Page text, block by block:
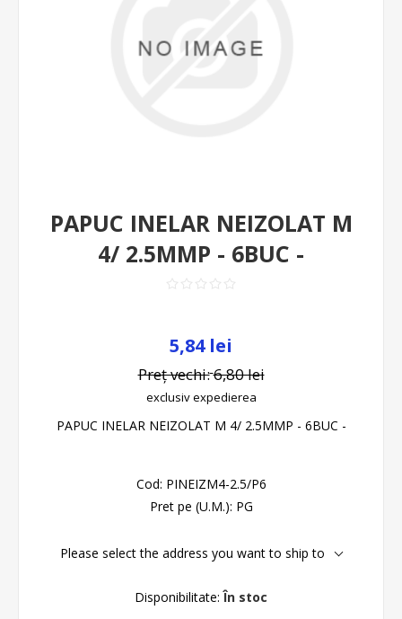
PAPUC INELAR NEIZOLAT M
4/ 2.5MMP - 6BUC -
5,84 lei
Preț vechi:6,80 lei
exclusivexpedierea
PAPUC INELAR NEIZOLAT M 4/ 2.5MMP - 6BUC -
Cod: PINEIZM4-2.5/P6
Pret pe (U.M.): PG
Please select the address you want to ship to
Disponibilitate: În stoc